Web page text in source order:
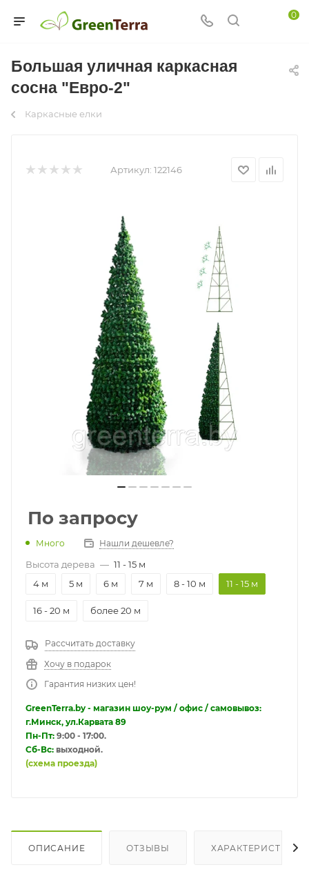
0
Большая уличная каркасная
сосна "Евро-2"
Каркасные елки
Артикул: 122146
По запросу
Много Нашли дешевле?
Высота дерева — 11 - 15 м
4 м
5 м 6 м 7 м 8 - 10 м 11 - 15 м
16 - 20 м более 20 м
Рассчитать доставку
Хочу в подарок
Гарантия низких цен!
GreenTerra.by - магазин шоу-рум / офис / самовывоз:
г.Минск, ул.Карвата 89
Пн-Пт: 9:00 - 17:00.
Сб-Вс: выходной.
(схема проезда)
ОПИСАНИЕ ОТЗЫВЫ ХАРАКТЕРИСТИКИ